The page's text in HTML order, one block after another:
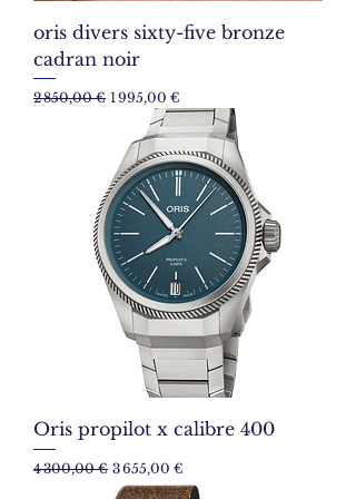
oris divers sixty-five bronze
cadran noir
Prix original
2 850,00 € Prix promotionnel
1 995,00 €
Oris propilot x calibre 400
Prix original
4 300,00 € Prix promotionnel
3 655,00 €